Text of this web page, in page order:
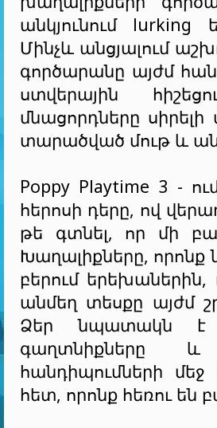
անկյունում
Մինչև անցյալում
գործարանը այժմ
ստվերային
մնացորդները
տարածված մութ և
Poppy Playtime 3 -
հերոսի դերը, ով
թե գտնել, որ մի
Խաղալիքները, որոնք
բերում
անմեղ տեսքը այժմ
Ձեր նպատակն է
գաղտնիքները և
հանդիպումների
հետ, որոնք հեռու են